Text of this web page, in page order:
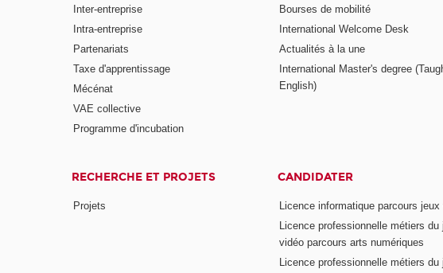
Inter-entreprise
Intra-entreprise
Partenariats
Taxe d'apprentissage
Mécénat
VAE collective
Programme d'incubation
Bourses de mobilité
International Welcome Desk
Actualités à la une
International Master's degree
English)
RECHERCHE ET PROJETS
Projets
CANDIDATER
Licence informatique parcours jeux
Licence professionnelle métiers du
vidéo parcours arts numériques
Licence professionnelle métiers du